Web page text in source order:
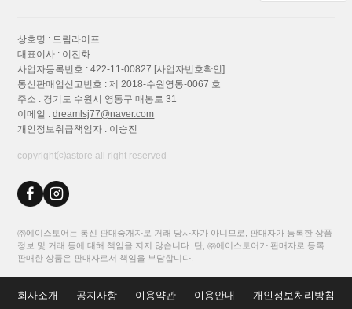
상호명 : 드림라이프
대표이사 : 이진화
사업자등록번호 : 422-11-00827 [사업자번호확인]
통신판매업신고번호 : 제 2018-수원영통-0067 호
주소 : 경기도 수원시 영통구 매봉로 31
이메일 :dreamlsj77@naver.com
개인정보취급책임자 : 이승진
copyright⒞astore all right reserved
㈜에이스토어는 통신 판매중개자로 거래 당사자가 아니므로, 판매자가 등록한 상품
정보 및 거래 등에 대해 책임을 지지 않습니다. 단, ㈜에이스토어가 판매자로 등록
판매한 상품은 판매자로서 책임을 부담합니다.
회사소개 공지사항 이용약관 이용안내 개인정보처리방침